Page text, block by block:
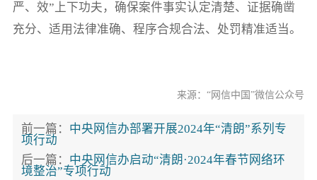
严、效”上下功夫，确保案件事实认定清楚、证据确凿
充分、适用法律准确、程序合规合法、处罚精准适当。
来源：“网信中国”微信公众号
前一篇： 中央网信办部署开展2024年“清朗”系列专
项行动
后一篇： 中央网信办启动“清朗·2024年春节网络环
境整治”专项行动